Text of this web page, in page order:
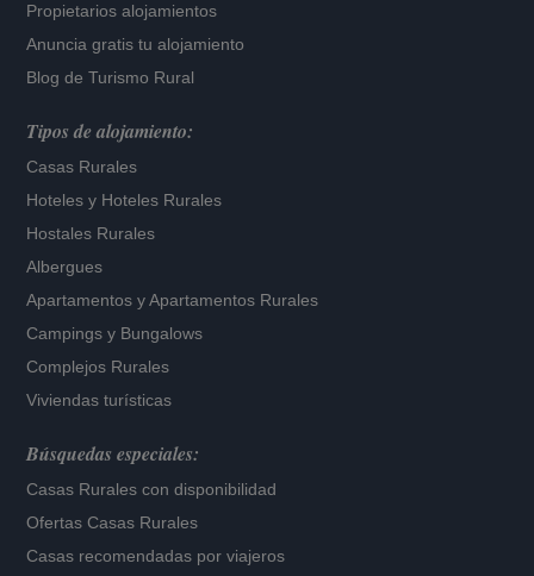
Propietarios alojamientos
Anuncia gratis tu alojamiento
Blog de Turismo Rural
Tipos de alojamiento:
Casas Rurales
Hoteles y Hoteles Rurales
Hostales Rurales
Albergues
Apartamentos yApartamentos Rurales
Campings y Bungalows
Complejos Rurales
Viviendas turísticas
Búsquedas especiales:
Casas Rurales con disponibilidad
Ofertas Casas Rurales
Casas recomendadas por viajeros